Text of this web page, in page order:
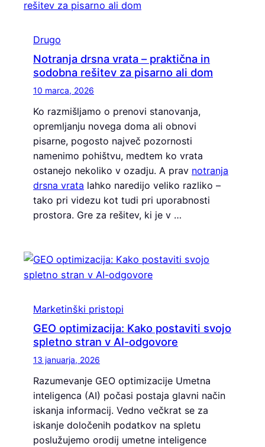
Drugo
Notranja drsna vrata – praktična in
sodobna rešitev za pisarno ali dom
10 marca, 2026
Ko razmišljamo o prenovi stanovanja,
opremljanju novega doma ali obnovi
pisarne, pogosto največ pozornosti
namenimo pohištvu, medtem ko vrata
ostanejo nekoliko v ozadju. A prav notranja
drsna vrata lahko naredijo veliko razliko –
tako pri videzu kot tudi pri uporabnosti
prostora. Gre za rešitev, ki je v …
Marketinški pristopi
GEO optimizacija: Kako postaviti svojo
spletno stran v AI-odgovore
13 januarja, 2026
Razumevanje GEO optimizacije Umetna
inteligenca (AI) počasi postaja glavni način
iskanja informacij. Vedno večkrat se za
iskanje določenih podatkov na spletu
poslužujemo orodij umetne inteligence